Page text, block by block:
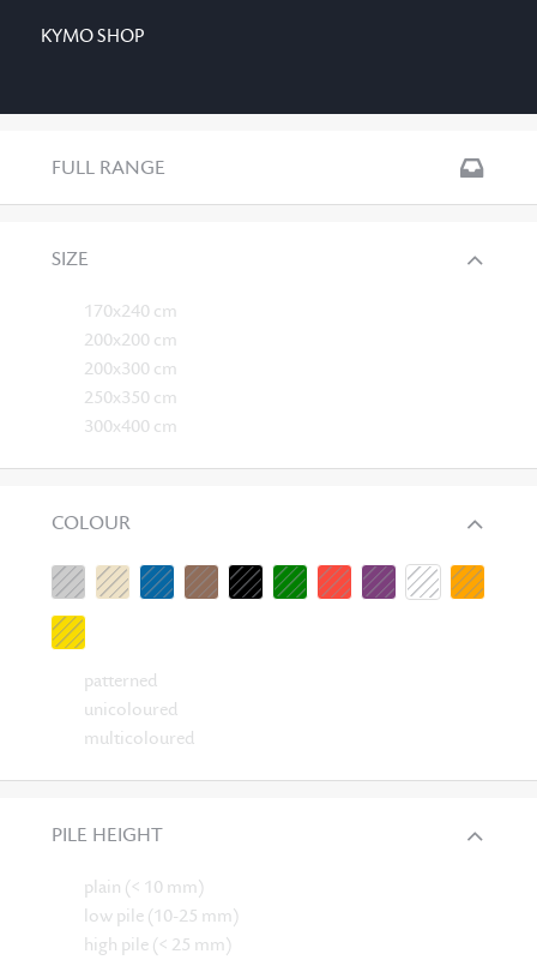
KYMO SHOP
FULL RANGE
SIZE
170x240 cm
200x200 cm
200x300 cm
250x350 cm
300x400 cm
COLOUR
patterned
unicoloured
multicoloured
PILE HEIGHT
plain (< 10 mm)
low pile (10-25 mm)
high pile (< 25 mm)